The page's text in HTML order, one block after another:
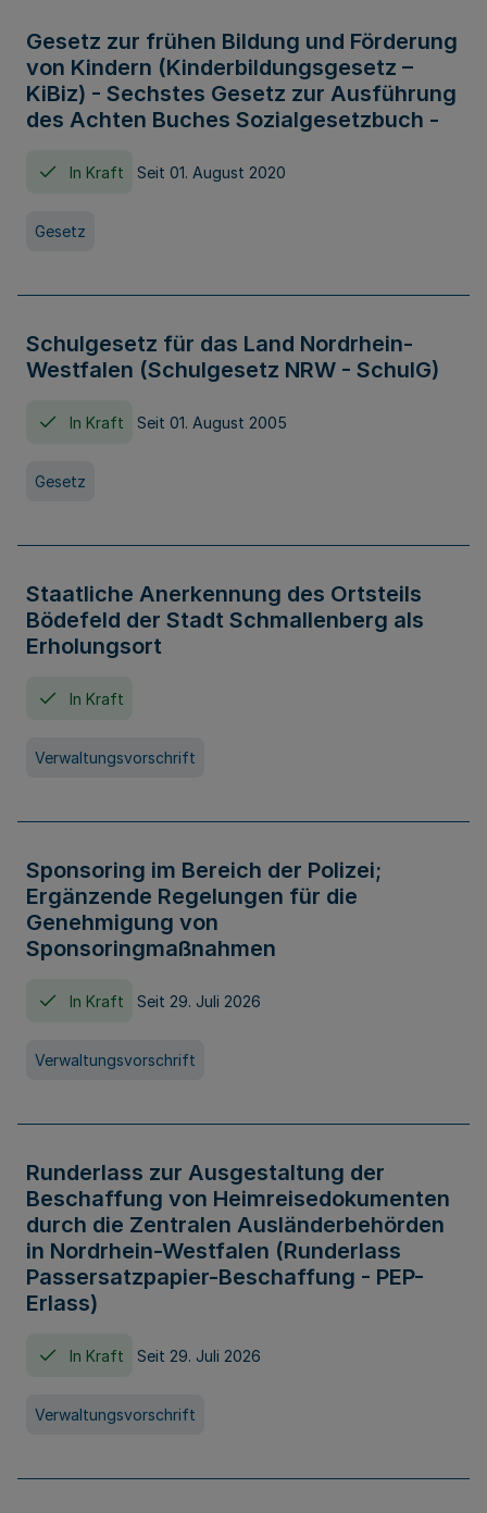
Gesetz zur frühen Bildung und Förderung
von Kindern (Kinderbildungsgesetz –
KiBiz) - Sechstes Gesetz zur Ausführung
des Achten Buches Sozialgesetzbuch -
In Kraft Seit 01. August 2020
Gesetz
Schulgesetz für das Land Nordrhein-
Westfalen (Schulgesetz NRW - SchulG)
In Kraft Seit 01. August 2005
Gesetz
Staatliche Anerkennung des Ortsteils
Bödefeld der Stadt Schmallenberg als
Erholungsort
In Kraft
Verwaltungsvorschrift
Sponsoring im Bereich der Polizei;
Ergänzende Regelungen für die
Genehmigung von
Sponsoringmaßnahmen
In Kraft Seit 29. Juli 2026
Verwaltungsvorschrift
Runderlass zur Ausgestaltung der
Beschaffung von Heimreisedokumenten
durch die Zentralen Ausländerbehörden
in Nordrhein-Westfalen (Runderlass
Passersatzpapier-Beschaffung - PEP-
Erlass)
In Kraft Seit 29. Juli 2026
Verwaltungsvorschrift